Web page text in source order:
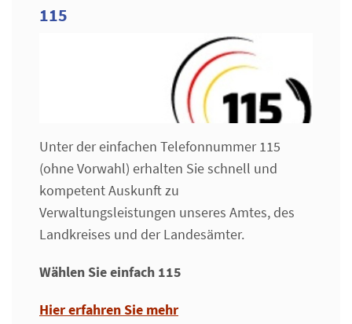
115
Unter der einfachen Telefonnummer 115
(ohne Vorwahl) erhalten Sie schnell und
kompetent Auskunft zu
Verwaltungsleistungen unseres Amtes, des
Landkreises und der Landesämter.
Wählen Sie einfach 115
Hier erfahren Sie mehr